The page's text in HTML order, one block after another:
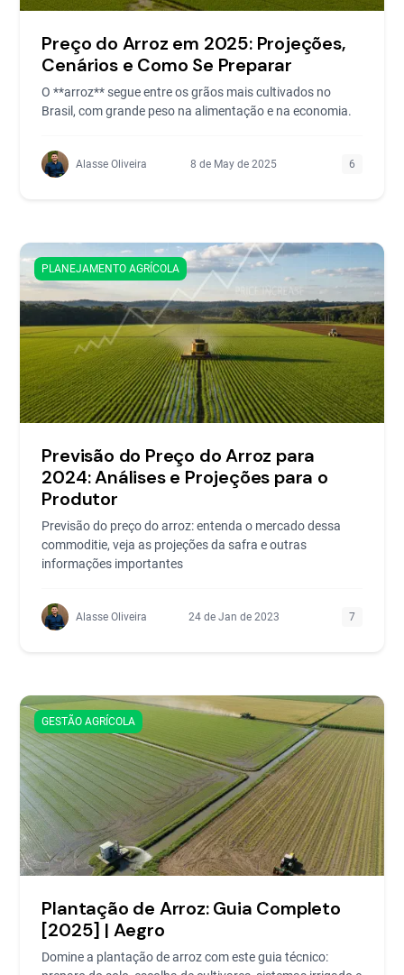
Preço do Arroz em 2025: Projeções,
Cenários e Como Se Preparar
O **arroz** segue entre os grãos mais cultivados no
Brasil, com grande peso na alimentação e na economia.
Alasse Oliveira 8 de May de 2025 6
PLANEJAMENTO AGRÍCOLA
Previsão do Preço do Arroz para
2024: Análises e Projeções para o
Produtor
Previsão do preço do arroz: entenda o mercado dessa
commoditie, veja as projeções da safra e outras
informações importantes
Alasse Oliveira 24 de Jan de 2023 7
GESTÃO AGRÍCOLA
Plantação de Arroz: Guia Completo
[2025] | Aegro
Domine a plantação de arroz com este guia técnico: